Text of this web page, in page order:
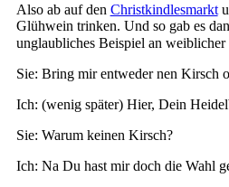
Also ab auf den Christkindlesmarkt
Glühwein trinken. Und so gab es
unglaubliches Beispiel an
Sie: Bring mir entweder nen Kirsch
Ich: (wenig später) Hier, Dein
Sie: Warum keinen Kirsch?
Ich: Na Du hast mir doch die Wahl